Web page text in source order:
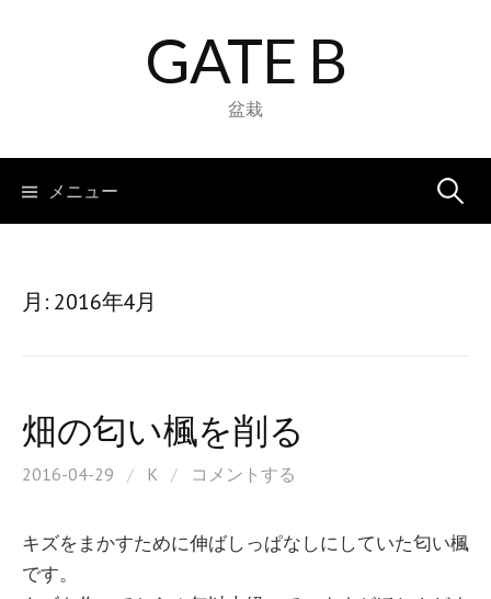
キ
GATE B
盆栽
メニュー 検
月: 2016年4月
畑の匂い楓を削る
2016-04-29 / K / コメントする
キズをまかすために伸ばしっぱなしにしていた匂い楓
です。